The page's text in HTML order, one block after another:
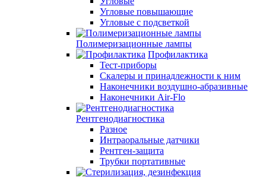
Угловые повышающие
Угловые с подсветкой
Полимеризационные лампы
Профилактика
Тест-приборы
Скалеры и принадлежности к ним
Наконечники воздушно-абразивные
Наконечники Air-Flo
Рентгенодиагностика
Разное
Интраоральные датчики
Рентген-защита
Трубки портативные